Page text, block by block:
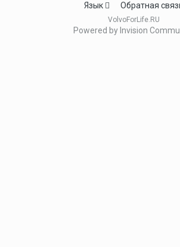
Язык Обратная
VolvoForLife.RU
Powered by Invision